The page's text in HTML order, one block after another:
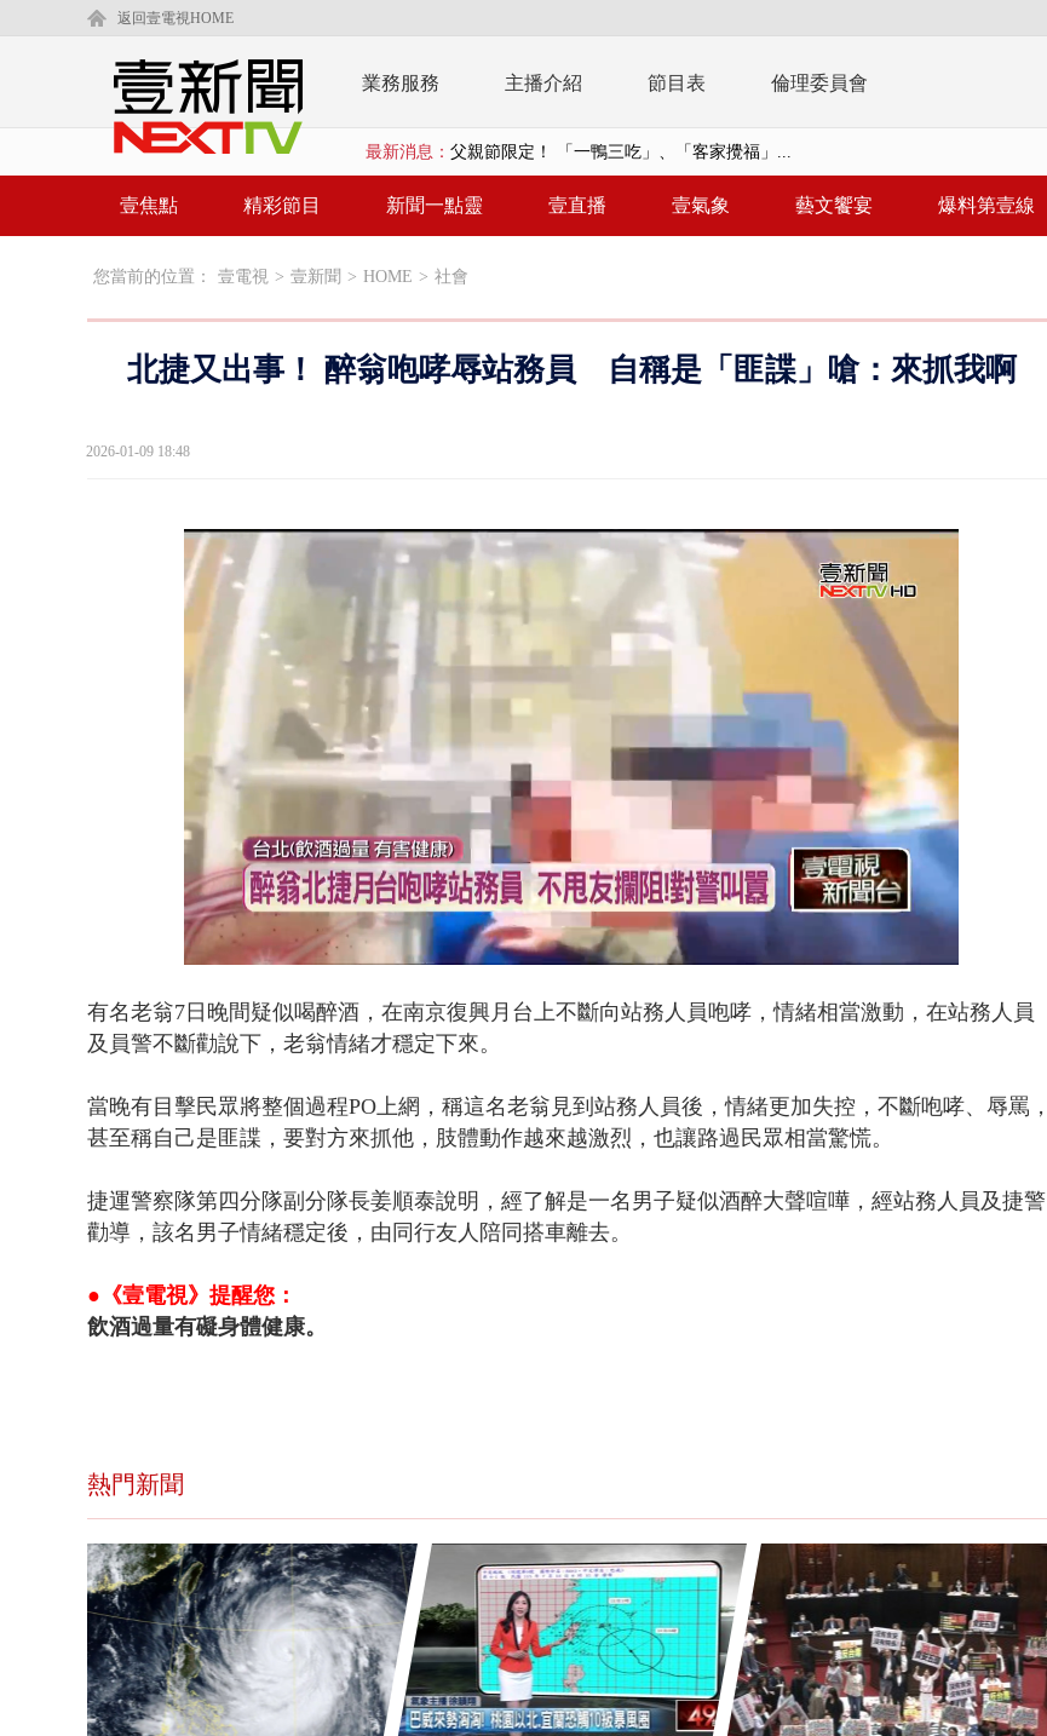
返回壹電視HOME
業務服務 主播介紹 節目表 倫理委員會
最新消息： 白海豚海警！ 雨彈將炸台中以北 不排除明...
壹氣象／白海豚颱風龜速前進！ 周末兩天降...
名律狠詐慈濟10億！ 豪宅藏「9千萬鈔票磚、...
父親節限定！ 「一鴨三吃」、「客家攪福」...
壹焦點 精彩節目 新聞一點靈 壹直播 壹氣象 藝文饗宴 爆料第壹線
您當前的位置： 壹電視 > 壹新聞 > HOME > 社會
北捷又出事！ 醉翁咆哮辱站務員 自稱是「匪諜」嗆：來抓我啊
2026-01-09 18:48
Unmute Loaded
52.81%
有名老翁7日晚間疑似喝醉酒，在南京復興月台上不斷向站務人員咆哮，情緒相當激動，在站務人員
及員警不斷勸說下，老翁情緒才穩定下來。
當晚有目擊民眾將整個過程PO上網，稱這名老翁見到站務人員後，情緒更加失控，不斷咆哮、辱罵，
甚至稱自己是匪諜，要對方來抓他，肢體動作越來越激烈，也讓路過民眾相當驚慌。
捷運警察隊第四分隊副分隊長姜順泰說明，經了解是一名男子疑似酒醉大聲喧嘩，經站務人員及捷警
勸導，該名男子情緒穩定後，由同行友人陪同搭車離去。
●《壹電視》提醒您：
飲酒過量有礙身體健康。
熱門新聞